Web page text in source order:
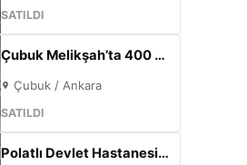
SATILDI
Çubuk Melikşah’ta 400 m² Arsa İçinde Sıfır 3+1 Müstakil Ev – Kaçırılmayacak Fırsat!
Çubuk / Ankara
SATILDI
Polatlı Devlet Hastanesi Yanı 57 m² | Eskişehir Yolu Cepheli | Ticari+Konut İmarlı Arsa